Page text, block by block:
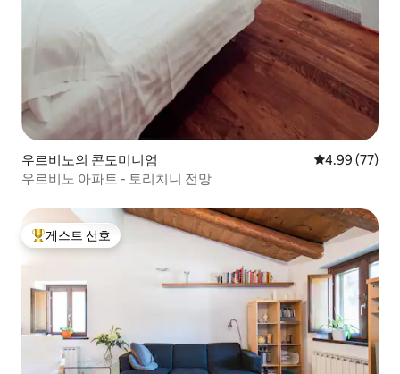
우르비노의 콘도미니엄 평점 4.99점(5
4.99 (77)
우르비노 아파트 - 토리치니 전망
상위 게스트 선호
게스트 선호